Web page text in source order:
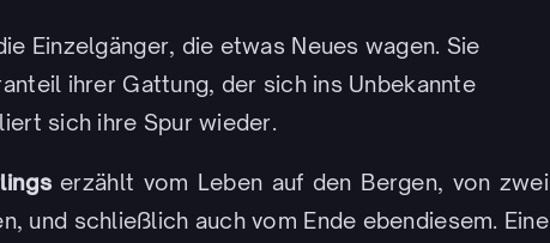
Einzelgänger, die etwas Neues wagen. Sie
ihrer Gattung, der sich ins Unbekannte
sich ihre Spur wieder.
erzählt vom Leben auf den Bergen, von zwei
und schließlich auch vom Ende ebendiesem. Eine